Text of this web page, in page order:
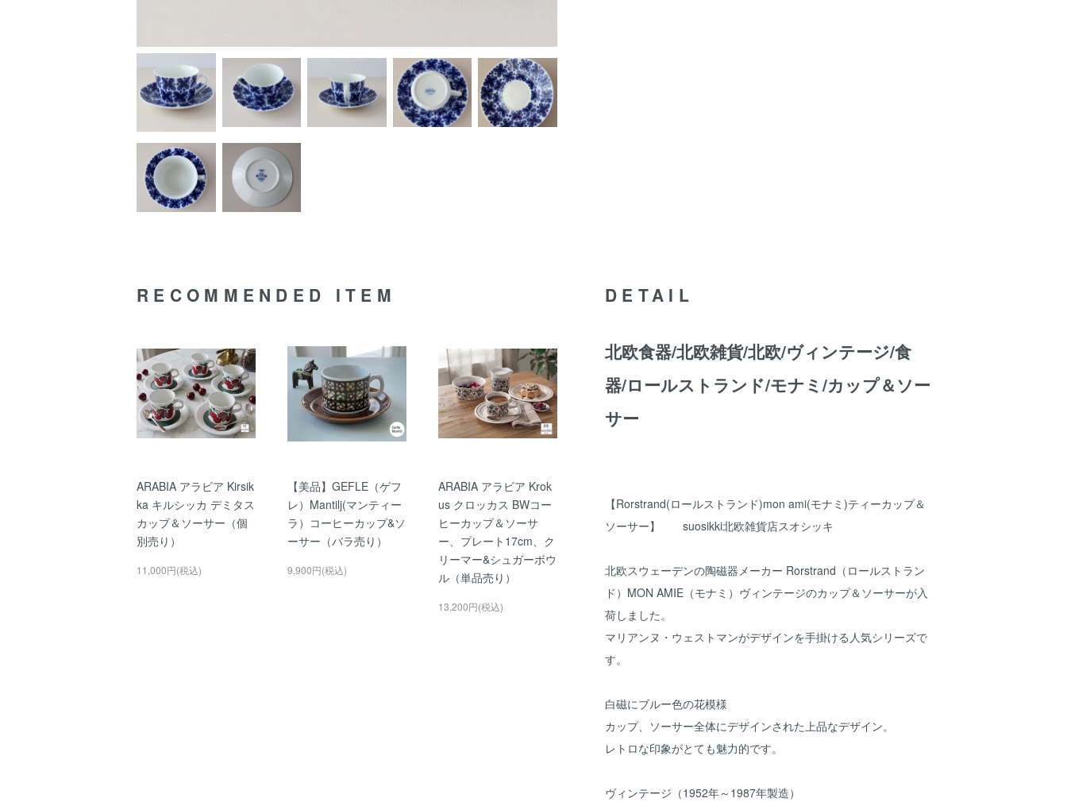
DETAIL
北欧食器/北欧雑貨/北欧/ヴィンテージ/食
器/ロールストランド/モナミ/カップ＆ソー
サー
【Rorstrand(ロールストランド)mon ami(モナミ)ティーカップ＆
ソーサー】 suosikki北欧雑貨店スオシッキ
北欧スウェーデンの陶磁器メーカー Rorstrand（ロールストラン
ド）MON AMIE（モナミ）ヴィンテージのカップ＆ソーサーが入
荷しました。
マリアンヌ・ウェストマンがデザインを手掛ける人気シリーズで
す。
白磁にブルー色の花模様
カップ、ソーサー全体にデザインされた上品なデザイン。
レトロな印象がとても魅力的です。
ヴィンテージ（1952年～1987年製造）
RECOMMENDED ITEM
ARABIA アラビア Kirsik
ka キルシッカ デミタス
カップ＆ソーサー（個
別売り）
11,000円(税込)
【美品】GEFLE（ゲフ
レ）Mantilj(マンティー
ラ）コーヒーカップ&ソ
ーサー（バラ売り）
9,900円(税込)
ARABIA アラビア Krok
us クロッカス BWコー
ヒーカップ＆ソーサ
ー、プレート17cm、ク
リーマー&シュガーボウ
ル（単品売り）
13,200円(税込)